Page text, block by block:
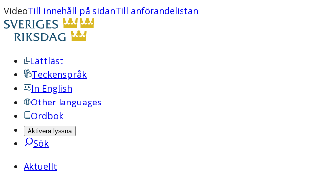
VideoTill innehåll på sidanTill anförandelistan
Lättläst
Teckenspråk
In English
Other languages
Ordbok
Aktivera lyssna
Sök
Aktuellt